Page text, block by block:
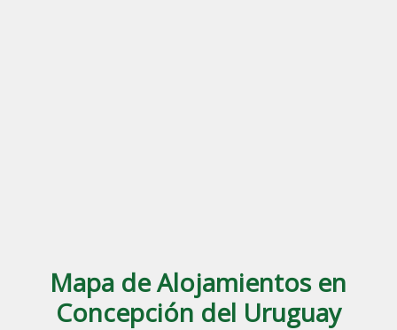
Mapa de Alojamientos en
Concepción del Uruguay